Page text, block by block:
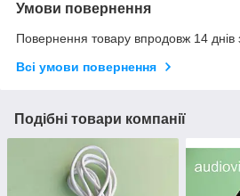
Умови повернення
Повернення товару впродовж 14 днів
Всі умови повернення
Подібні товари компанії